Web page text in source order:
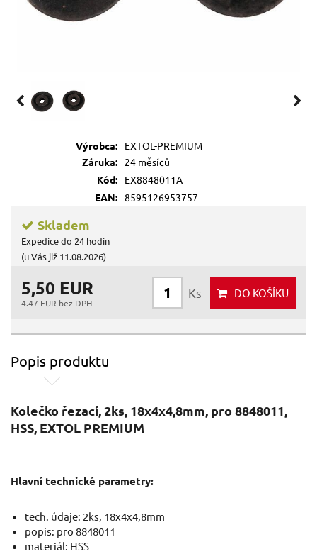
Výrobca:
EXTOL-PREMIUM
Záruka:
24 měsíců
Kód:
EX8848011A
EAN: 8595126953757
Skladem
Expedice do 24 hodin
(u Vás již 11.08.2026)
5,50 EUR
4.47 EUR bez DPH
Ks DO KOŠÍKU
Popis produktu
Kolečko řezací, 2ks, 18x4x4,8mm, pro 8848011,
HSS, EXTOL PREMIUM
Hlavní technické parametry:
tech. údaje: 2ks, 18x4x4,8mm
popis: pro 8848011
materiál: HSS